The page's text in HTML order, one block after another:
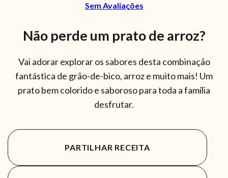
Sem Avaliações
Não perde um prato de arroz?
Vai adorar explorar os sabores desta combinação
fantástica de grão-de-bico, arroz e muito mais! Um
prato bem colorido e saboroso para toda a família
desfrutar.
PARTILHAR RECEITA